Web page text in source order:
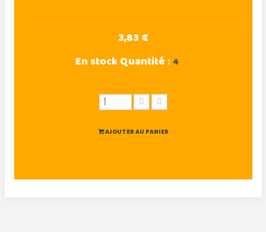
3,83 €
En stockQuantité : 4
AJOUTER AU PANIER